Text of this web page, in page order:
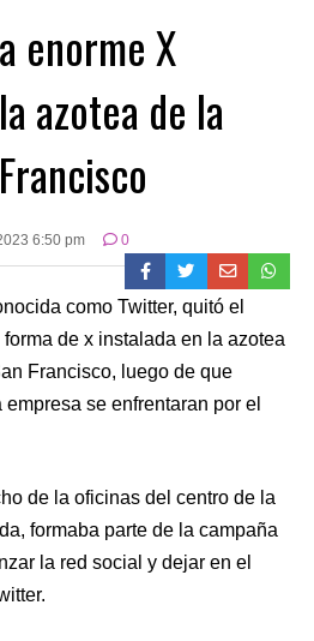
enorme X
azotea de la
6:50 pm 0
como Twitter, quitó el
forma de x instalada en la azotea
Francisco, luego de que
se enfrentaran por el
de la oficinas del centro de la
formaba parte de la campaña
la red social y dejar en el